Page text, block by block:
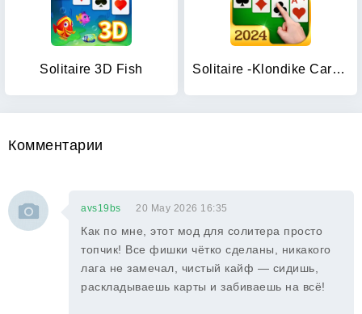
Solitaire 3D Fish Solitaire -Klondike Card Games
Комментарии
avs19bs 20 May 2026 16:35
Как по мне, этот мод для солитера просто
топчик! Все фишки чётко сделаны, никакого
лага не замечал, чистый кайф — сидишь,
раскладываешь карты и забиваешь на всё!